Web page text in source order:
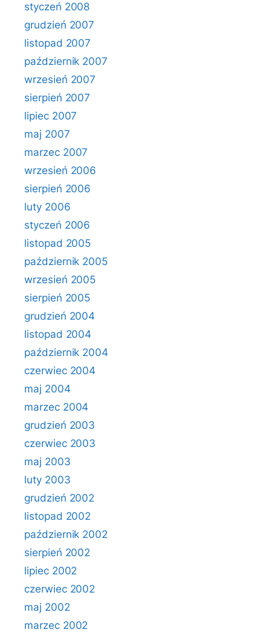
styczeń 2008
grudzień 2007
listopad 2007
październik 2007
wrzesień 2007
sierpień 2007
lipiec 2007
maj 2007
marzec 2007
wrzesień 2006
sierpień 2006
luty 2006
styczeń 2006
listopad 2005
październik 2005
wrzesień 2005
sierpień 2005
grudzień 2004
listopad 2004
październik 2004
czerwiec 2004
maj 2004
marzec 2004
grudzień 2003
czerwiec 2003
maj 2003
luty 2003
grudzień 2002
listopad 2002
październik 2002
sierpień 2002
lipiec 2002
czerwiec 2002
maj 2002
marzec 2002